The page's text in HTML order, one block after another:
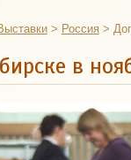
> Россия>
в